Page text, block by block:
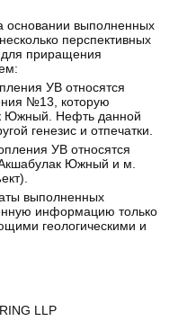
выполненных
перспективных
для приращения
УВ относятся
№13, которую
Южный. Нефть данной
генезис и отпечатки.
УВ относятся
Южный и м.
выполненных
информацию только
геологическими и
LLP